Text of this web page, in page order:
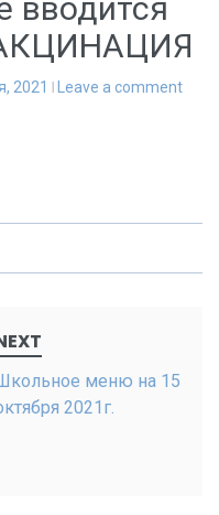
2021 Leave a comment
меню на 15
2021г.